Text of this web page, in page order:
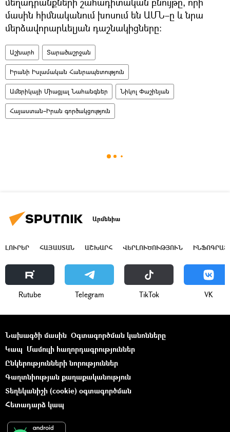
մասին հիմնականում խոսում են ԱՄՆ–ը և նրա
մերձավորարևելյան դաշնակիցները։
Աշխարհ Տարածաշրջան
Իրանի Իսլամական Հանրապետություն
Ամերիկայի Միացյալ Նահանգներ Նիկոլ Փաշինյան
Հայաստան–Իրան գործակցություն
Արմենիա
ԼՈՒՐԵՐ ՀԱՅԱՍՏԱՆ ԱՇԽԱՐՀ ՎԵՐԼՈՒԾՈՒԹՅՈՒՆ
Rutube Telegram ТikТоk VK
Նախագծի մասին Օգտագործման կանոնները
Կապ Մամուլի հաղորդագրություններ
Ընկերությունների նորություններ
Գաղտնիության քաղաքականություն
Տեղեկանիշի (cookie) օգտագործման
Հետադարձ կապ